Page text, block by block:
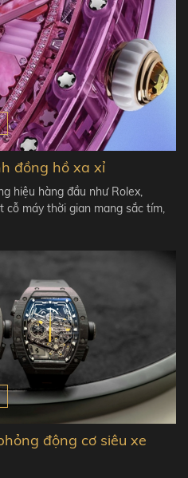
đồng hồ xa xỉ
hiệu hàng đầu như Rolex,
cỗ máy thời gian mang sắc tím,
động cơ siêu xe